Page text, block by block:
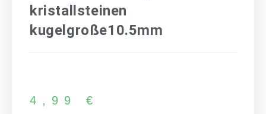
kristallsteinen
kugelgroße10.5mm
4,99 €